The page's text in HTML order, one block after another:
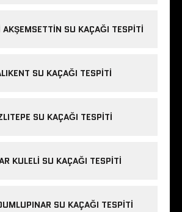
AKŞEMSETTIN SU KAÇAĞI TESPITI
SU KAÇAĞI TESPITI
SU KAÇAĞI TESPITI
KULELI SU KAÇAĞI TESPITI
SU KAÇAĞI TESPITI